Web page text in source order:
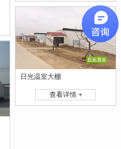
日光温室大棚
查看详情 +